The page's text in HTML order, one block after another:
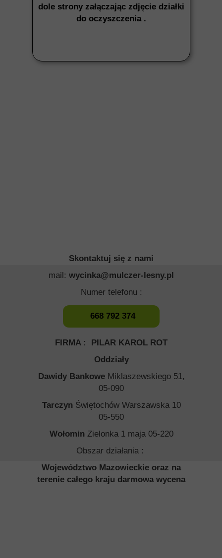
dole strony załączając zdjęcie działki
do oczyszczenia .
668 792 374
Skontaktuj się z nami
mail: wycinka@mulczer-lesny.pl
Numer telefonu :
FIRMA : PILAR KAROL ROT
Oddziały
Dawidy Bankowe Miklaszewskiego 51,
05-090
Tarczyn Świętochów Warszawska 10
05-550
Wołomin Zielonka 1 maja 05-220
Obszar działania :
Województwo Mazowieckie oraz na
terenie całego kraju darmowa wycena